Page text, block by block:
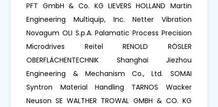
PFT GmbH & Co. KG LIEVERS HOLLAND Martin
Engineering Multiquip, Inc. Netter Vibration
Novagum OLI S.p.A. Palamatic Process Precision
Microdrives Reitel RENOLD RÖSLER
OBERFLÄCHENTECHNIK Shanghai Jiezhou
Engineering & Mechanism Co., Ltd. SOMAI
Syntron Material Handling TARNOS Wacker
Neuson SE WALTHER TROWAL GMBH & CO. KG